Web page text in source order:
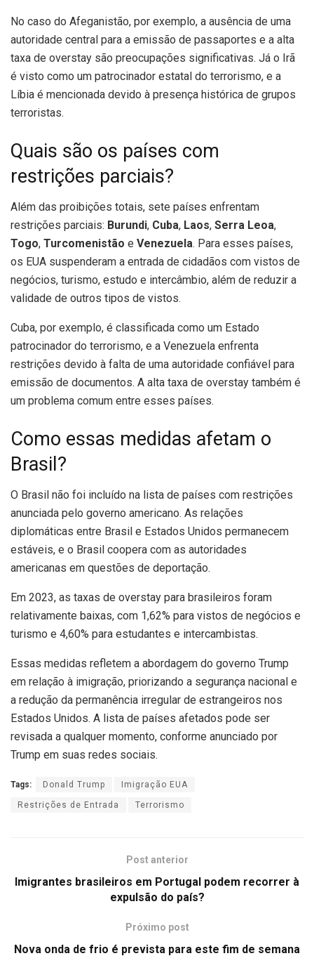
No caso do Afeganistão, por exemplo, a ausência de uma
autoridade central para a emissão de passaportes e a alta
taxa de overstay são preocupações significativas. Já o Irã
é visto como um patrocinador estatal do terrorismo, e a
Líbia é mencionada devido à presença histórica de grupos
terroristas.
Quais são os países com
restrições parciais?
Além das proibições totais, sete países enfrentam
restrições parciais: Burundi, Cuba, Laos, Serra Leoa,
Togo, Turcomenistão e Venezuela. Para esses países,
os EUA suspenderam a entrada de cidadãos com vistos de
negócios, turismo, estudo e intercâmbio, além de reduzir a
validade de outros tipos de vistos.
Cuba, por exemplo, é classificada como um Estado
patrocinador do terrorismo, e a Venezuela enfrenta
restrições devido à falta de uma autoridade confiável para
emissão de documentos. A alta taxa de overstay também é
um problema comum entre esses países.
Como essas medidas afetam o
Brasil?
O Brasil não foi incluído na lista de países com restrições
anunciada pelo governo americano. As relações
diplomáticas entre Brasil e Estados Unidos permanecem
estáveis, e o Brasil coopera com as autoridades
americanas em questões de deportação.
Em 2023, as taxas de overstay para brasileiros foram
relativamente baixas, com 1,62% para vistos de negócios e
turismo e 4,60% para estudantes e intercambistas.
Essas medidas refletem a abordagem do governo Trump
em relação à imigração, priorizando a segurança nacional e
a redução da permanência irregular de estrangeiros nos
Estados Unidos. A lista de países afetados pode ser
revisada a qualquer momento, conforme anunciado por
Trump em suas redes sociais.
Tags: Donald Trump Imigração EUA
Restrições de Entrada Terrorismo
Post anterior
Imigrantes brasileiros em Portugal podem recorrer à
expulsão do país?
Próximo post
Nova onda de frio é prevista para este fim de semana